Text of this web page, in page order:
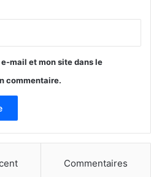
mail et mon site dans le
commentaire.
Commentaires